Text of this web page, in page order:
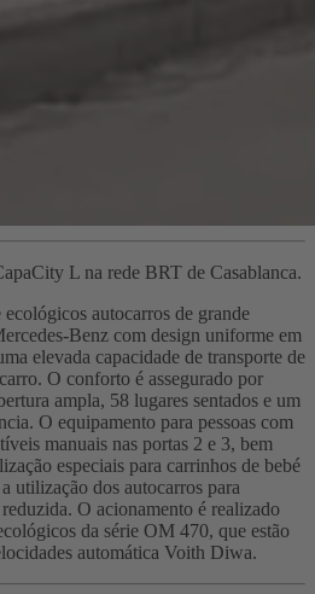
L na rede BRT de Casablanca.
autocarros de grande
Benz com design uniforme em
elevada capacidade de transporte de
O conforto é assegurado por
ampla, 58 lugares sentados e um
O equipamento para pessoas com
manuais nas portas 2 e 3, bem
especiais para carrinhos de bebé
utilização dos autocarros para
O acionamento é realizado
da série OM 470, que estão
automática Voith Diwa.